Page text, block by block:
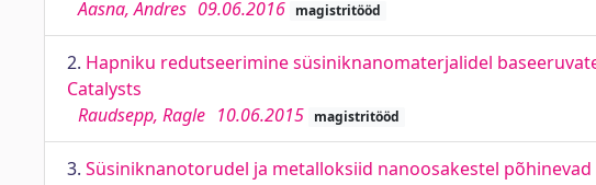
Aasna, Andres 09.06.2016 magistritööd
2. Hapniku redutseerimine süsiniknanomaterjalidel
Catalysts
Raudsepp, Ragle 10.06.2015 magistritööd
3. Süsiniknanotorudel ja metalloksiid nanoosakestel